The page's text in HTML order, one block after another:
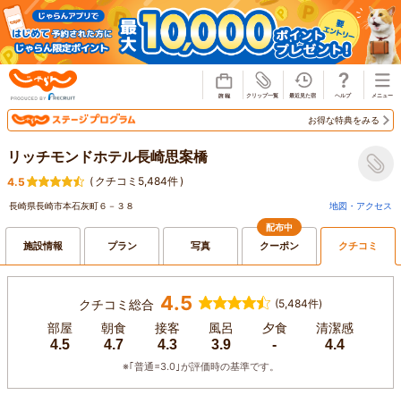
お得な特典をみる
リッチモンドホテル長崎思案橋
4.5 ( クチコミ5,484件)
長崎県長崎市本石灰町６－３８ 地図・アクセス
施設情報 プラン 写真
配布中
クーポン クチコミ
クチコミ総合 4.5 (5,484件)
部屋
4.5
朝食
4.7
接客
4.3
風呂
3.9
夕食
-
清潔感
4.4
※｢普通=3.0｣が評価時の基準です。